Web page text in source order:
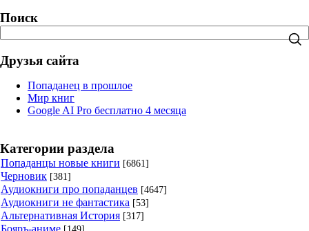
Поиск
Друзья сайта
Попаданец в прошлое
Мир книг
Google AI Pro бесплатно 4 месяца
Категории раздела
Попаданцы новые книги [6861]
Черновик [381]
Аудиокниги про попаданцев [4647]
Аудиокниги не фантастика [53]
Альтернативная История [317]
Бояръ-аниме [149]